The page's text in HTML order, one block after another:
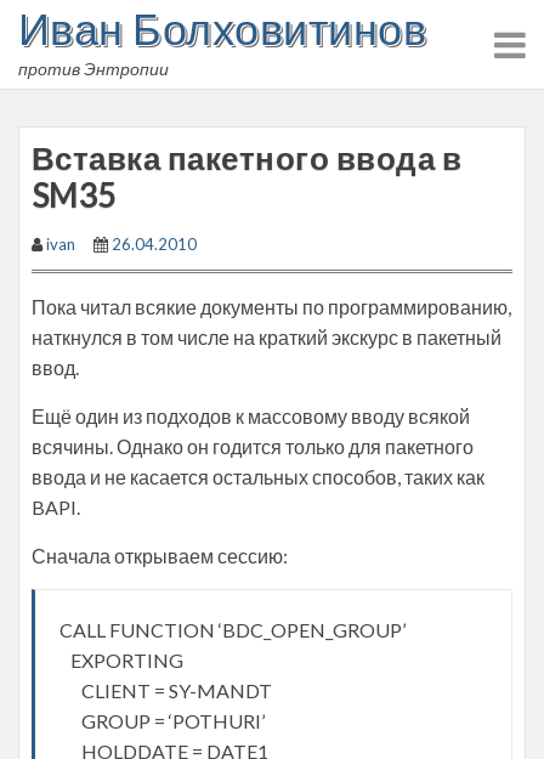
Skip
content
Иван Болховитинов
против Энтропии
Вставка пакетного ввода в
SM35
ivan 26.04.2010
Пока читал всякие документы по программированию,
наткнулся в том числе на краткий экскурс в пакетный
ввод.
Ещё один из подходов к массовому вводу всякой
всячины. Однако он годится только для пакетного
ввода и не касается остальных способов, таких как
BAPI.
Сначала открываем сессию:
CALL FUNCTION ‘BDC_OPEN_GROUP’
EXPORTING
CLIENT = SY-MANDT
GROUP = ‘POTHURI’
HOLDDATE = DATE1